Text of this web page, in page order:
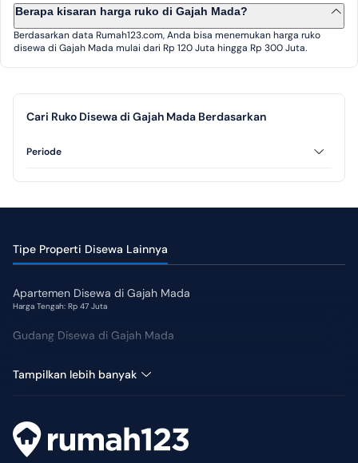
Berapa kisaran harga ruko di Gajah Mada?
Berdasarkan data Rumah123.com, Anda bisa menemukan harga ruko
disewa di Gajah Mada mulai dari Rp 120 Juta hingga Rp 300 Juta.
Cari Ruko Disewa di Gajah Mada Berdasarkan
Periode
Tipe Properti Disewa Lainnya
Apartemen Disewa di Gajah Mada
Harga Tengah: Rp 47 Juta
Gudang Disewa di Gajah Mada
Tampilkan lebih banyak